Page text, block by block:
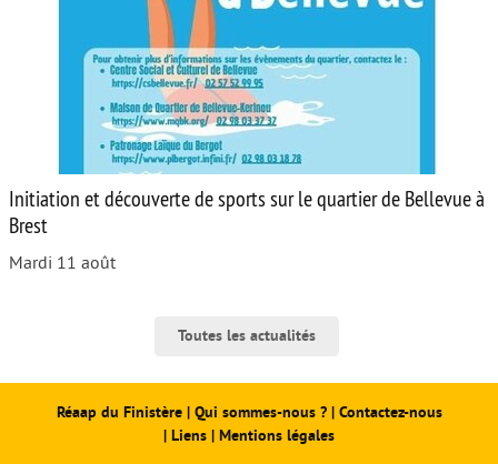
Initiation et découverte de sports sur le quartier de Bellevue à
Brest
Mardi 11 août
Toutes les actualités
Réaap du Finistère| Qui sommes-nous ? | Contactez-nous
| Liens | Mentions légales